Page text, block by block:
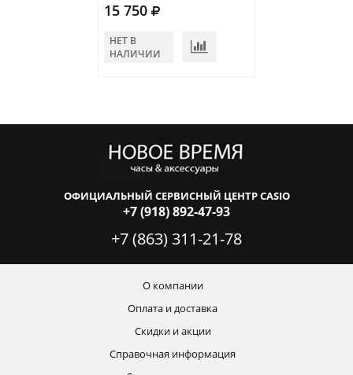
15 750
НЕТ В
НАЛИЧИИ
ОФИЦИАЛЬНЫЙ СЕРВИСНЫЙ ЦЕНТР CASIO
+7 (918) 892-47-93
+7 (863) 311-21-78
О компании
Оплата и доставка
Скидки и акции
Справочная информация